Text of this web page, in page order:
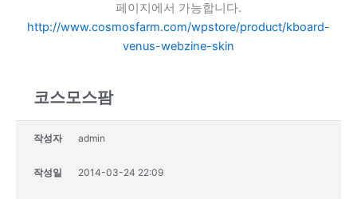
페이지에서 가능합니다.
http://www.cosmosfarm.com/wpstore/product/kboard-
venus-webzine-skin
코스모스팜
작성자 admin
작성일 2014-03-24 22:09